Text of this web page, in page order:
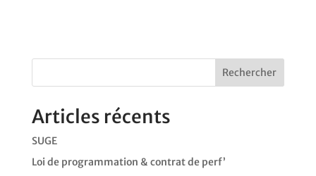
Rechercher
Articles récents
SUGE
Loi de programmation & contrat de perf’